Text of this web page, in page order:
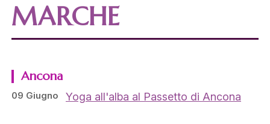
MARCHE
Ancona
09 Giugno Yoga all'alba al Passetto di Ancona